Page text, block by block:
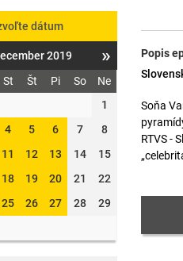
Popis
Soňa
RTVS -
dátum
2019 »
St Št Pi So
Ne
1
4 5 6 7
8
11 12 13 14
15
18 19 20 21
22
25 26 27 28
29